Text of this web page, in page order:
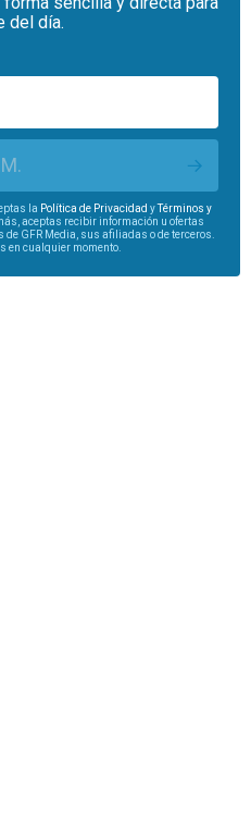
del día.
la Política de Privacidad yTérminos y
aceptas recibir información u ofertas
GFR Media, sus afiliadas o de terceros.
en cualquier momento.